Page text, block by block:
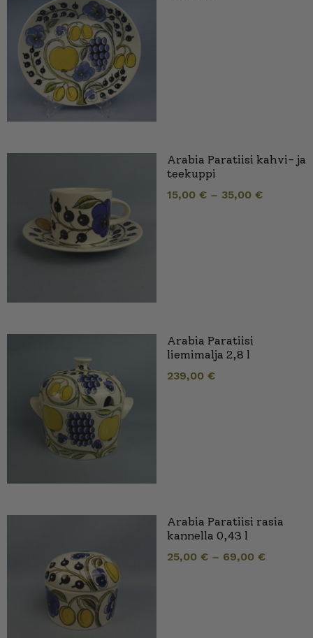
Arabia Paratiisi kahvi- ja
teekuppi
15,00 € – 35,00 €
Arabia Paratiisi
liemimalja 2,8 l
239,00 €
Arabia Paratiisi rasia
kannella 0,43 l
25,00 € – 69,00 €